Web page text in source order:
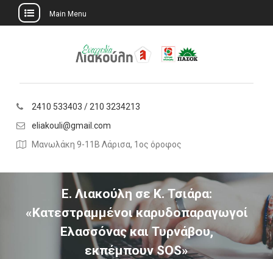
Main Menu
2410 533403 / 210 3234213
eliakouli@gmail.com
Μανωλάκη 9-11Β Λάρισα, 1ος όροφος
Ε. Λιακούλη σε Κ. Τσιάρα:
«Κατεστραμμένοι καρυδοπαραγωγοί
Ελασσόνας και Τυρνάβου,
εκπέμπουν SOS»